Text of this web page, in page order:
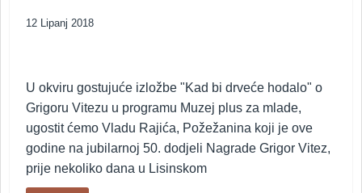
12 Lipanj 2018
U okviru gostujuće izložbe "Kad bi drveće hodalo" o
Grigoru Vitezu u programu Muzej plus za mlade,
ugostit ćemo Vladu Rajića, Požežanina koji je ove
godine na jubilarnoj 50. dodjeli Nagrade Grigor Vitez,
prije nekoliko dana u Lisinskom